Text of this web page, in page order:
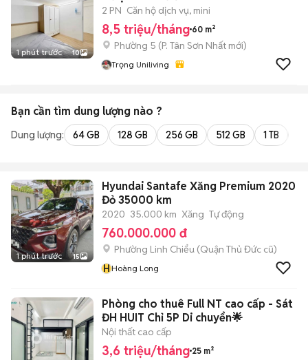
1 phút trước 10
2 PN Căn hộ dịch vụ, mini
8,5 triệu/tháng 60 m²
Phường 5 (P. Tân Sơn Nhất mới)
Trọng Uniliving
Bạn cần tìm dung lượng nào ?
Dung lượng: 64 GB 128 GB 256 GB 512 GB 1 TB
1 phút trước 15
Hyundai Santafe Xăng Premium 2020
Đỏ 35000 km
2020 35.000 km Xăng Tự động
760.000.000 đ
Phường Linh Chiểu (Quận Thủ Đức cũ)
HHoàng Long
Phòng cho thuê Full NT cao cấp - Sát
ĐH HUIT Chỉ 5P Di chuyển🌟
Nội thất cao cấp
3,6 triệu/tháng 25 m²